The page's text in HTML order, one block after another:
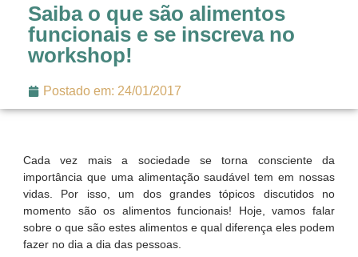
Saiba o que são alimentos
funcionais e se inscreva no
workshop!
Postado em: 24/01/2017
Cada vez mais a sociedade se torna consciente da
importância que uma alimentação saudável tem em nossas
vidas. Por isso, um dos grandes tópicos discutidos no
momento são os alimentos funcionais! Hoje, vamos falar
sobre o que são estes alimentos e qual diferença eles podem
fazer no dia a dia das pessoas.